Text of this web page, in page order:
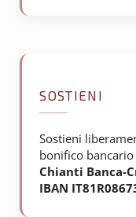
SOSTIENI
Sostieni
bonifico
Chianti Banca-
IBAN